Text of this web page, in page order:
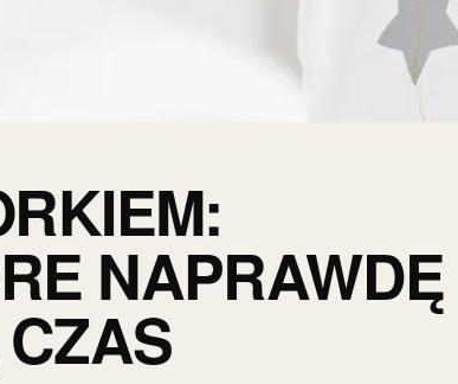
NAPRAWDĘ